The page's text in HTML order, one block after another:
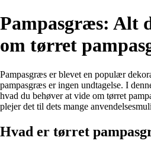
Pampasgræs: Alt
om tørret
Pampasgræs er blevet en populær
pampasgræs er ingen undtagelse. I
hvad du behøver at vide om tørret
plejer det til dets mange
Hvad er tørret